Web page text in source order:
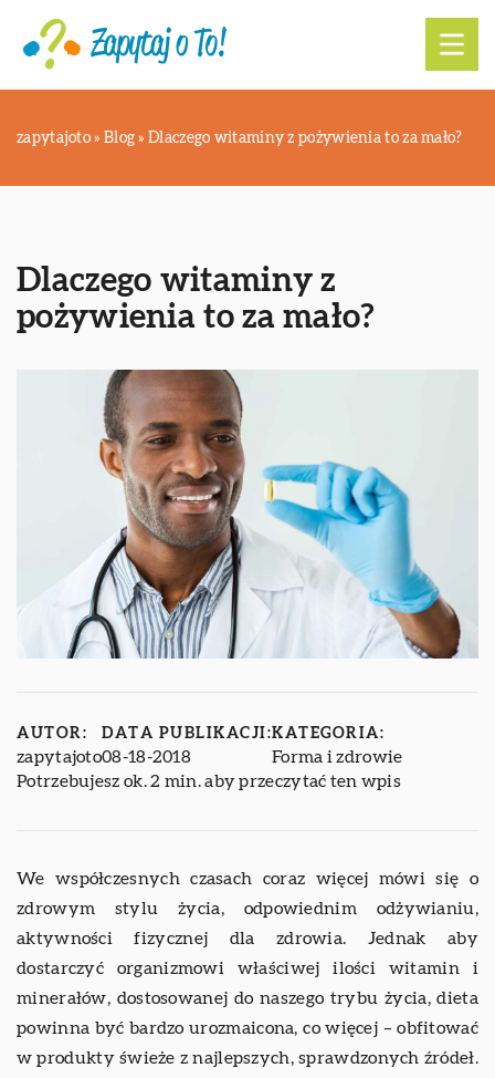
zapytajoto » Blog »Dlaczego witaminy z pożywienia to za mało?
Dlaczego witaminy z
pożywienia to za mało?
AUTOR:
zapytajoto
DATA PUBLIKACJI:
08-18-2018
KATEGORIA:
Forma i zdrowie
Potrzebujesz ok. 2 min. aby przeczytać ten wpis
We współczesnych czasach coraz więcej mówi się o
zdrowym stylu życia, odpowiednim odżywianiu,
aktywności fizycznej dla zdrowia. Jednak aby
dostarczyć organizmowi właściwej ilości witamin i
minerałów, dostosowanej do naszego trybu życia, dieta
powinna być bardzo urozmaicona, co więcej – obfitować
w produkty świeże z najlepszych, sprawdzonych źródeł.